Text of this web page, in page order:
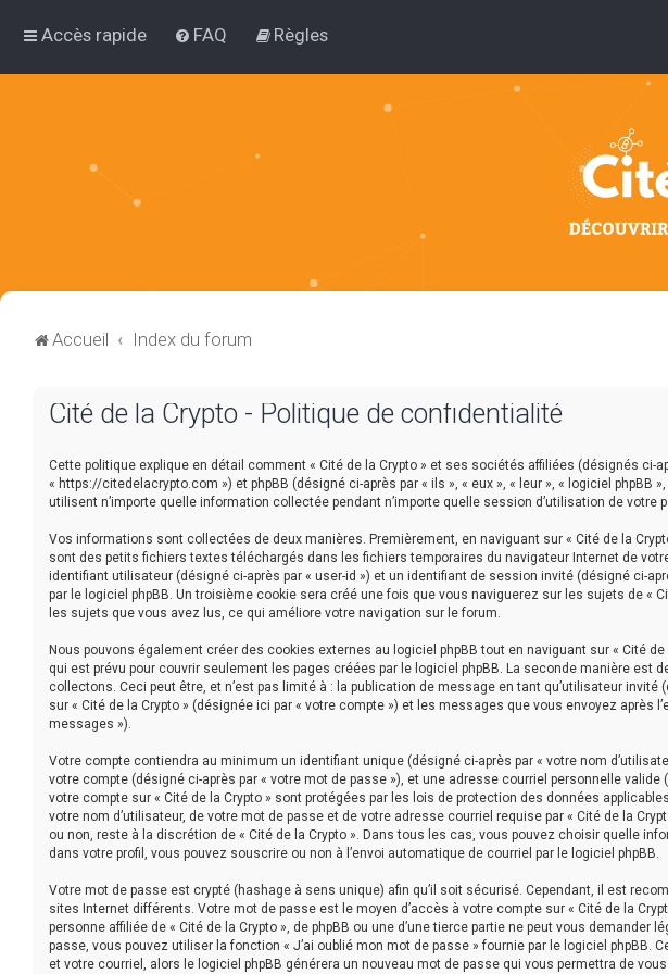
Accès rapide FAQ Règles
Accueil Index du forum
Cité de la Crypto - Politique de confidentialité
Cette politique explique en détail comment « Cité de la Crypto » et ses sociétés affiliées (désignés ci-
« https://citedelacrypto.com ») et phpBB (désigné ci-après par « ils », « eux », « leur », « logiciel phpBB
utilisent n’importe quelle information collectée pendant n’importe quelle session d’utilisation de votre
Vos informations sont collectées de deux manières. Premièrement, en naviguant sur « Cité de la
sont des petits fichiers textes téléchargés dans les fichiers temporaires du navigateur Internet de
identifiant utilisateur (désigné ci-après par « user-id ») et un identifiant de session invité (désigné ci-
par le logiciel phpBB. Un troisième cookie sera créé une fois que vous naviguerez sur les sujets de «
les sujets que vous avez lus, ce qui améliore votre navigation sur le forum.
Nous pouvons également créer des cookies externes au logiciel phpBB tout en naviguant sur « Cité
qui est prévu pour couvrir seulement les pages créées par le logiciel phpBB. La seconde manière est
collectons. Ceci peut être, et n’est pas limité à : la publication de message en tant qu’utilisateur
sur « Cité de la Crypto » (désignée ici par « votre compte ») et les messages que vous envoyez après
messages »).
Votre compte contiendra au minimum un identifiant unique (désigné ci-après par « votre nom
votre compte (désigné ci-après par « votre mot de passe »), et une adresse courriel personnelle
votre compte sur « Cité de la Crypto » sont protégées par les lois de protection des données
votre nom d’utilisateur, de votre mot de passe et de votre adresse courriel requise par « Cité de la
ou non, reste à la discrétion de « Cité de la Crypto ». Dans tous les cas, vous pouvez choisir quelle
dans votre profil, vous pouvez souscrire ou non à l’envoi automatique de courriel par le logiciel phpBB.
Votre mot de passe est crypté (hashage à sens unique) afin qu’il soit sécurisé. Cependant, il est
sites Internet différents. Votre mot de passe est le moyen d’accès à votre compte sur « Cité de la
personne affiliée de « Cité de la Crypto », de phpBB ou une d’une tierce partie ne peut vous
passe, vous pouvez utiliser la fonction « J’ai oublié mon mot de passe » fournie par le logiciel phpBB.
et votre courriel, alors le logiciel phpBB générera un nouveau mot de passe qui vous permettra de